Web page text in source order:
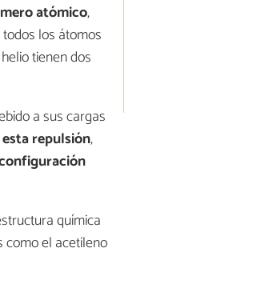
atómico,
los átomos
tienen dos
a sus cargas
repulsión,
química
como el acetileno